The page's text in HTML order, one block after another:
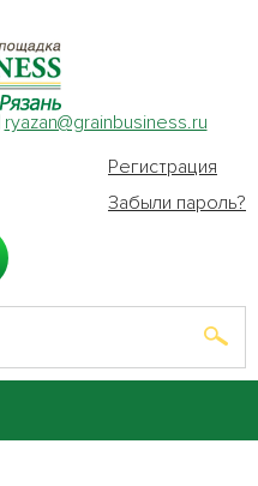
ryazan@grainbusiness.ru
Регистрация
Забыли пароль?